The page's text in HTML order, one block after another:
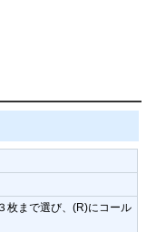
枚まで選び、(R)にコール